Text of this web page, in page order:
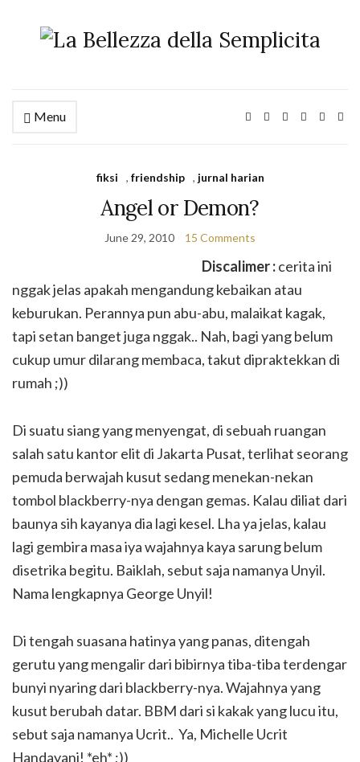
Menu
fiksi , friendship , jurnal harian
Angel or Demon?
June 29, 2010 15 Comments
Discalimer :cerita ini
nggak jelas apakah mengandung kebaikan atau
keburukan. Perannya pun abu-abu, malaikat kagak,
tapi setan banget juga nggak.. Nah, bagi yang belum
cukup umur dilarang membaca, takut dipraktekkan di
rumah ;))
Di suatu siang yang menyengat, di sebuah ruangan
salah satu kantor elit di Jakarta Pusat, terlihat seorang
pemuda berwajah kusut sedang menekan-nekan
tombol blackberry-nya dengan gemas. Kalau diliat dari
baunya sih kayanya dia lagi kesel. Lha ya jelas, kalau
lagi gembira masa iya wajahnya kaya sarung belum
disetrika begitu. Baiklah, sebut saja namanya Unyil.
Nama lengkapnya George Unyil!
Di tengah suasana hatinya yang panas, ditengah
gerutu yang mengalir dari bibirnya tiba-tiba terdengar
bunyi nyaring dari blackberry-nya. Wajahnya yang
kusut berubah datar. BBM dari si kakak yang lucu itu,
sebut saja namanya Ucrit.. Ya, Michelle Ucrit
Handayani! *eh* ;))